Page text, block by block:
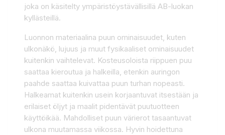
joka on käsitelty ympäristöystävällisillä AB-luokan
kyllästeillä.
Luonnon materiaalina puun ominaisuudet, kuten
ulkonäkö, lujuus ja muut fysikaaliset ominaisuudet
kuitenkin vaihtelevat. Kosteusoloista riippuen puu
saattaa kieroutua ja halkeilla, etenkin auringon
paahde saattaa kuivattaa puun turhan nopeasti.
Halkeamat kuitenkin usein korjaantuvat itsestään ja
erilaiset öljyt ja maalit pidentävät puutuotteen
käyttöikää. Mahdolliset puun värierot tasaantuvat
ulkona muutamassa viikossa. Hyvin hoidettuna